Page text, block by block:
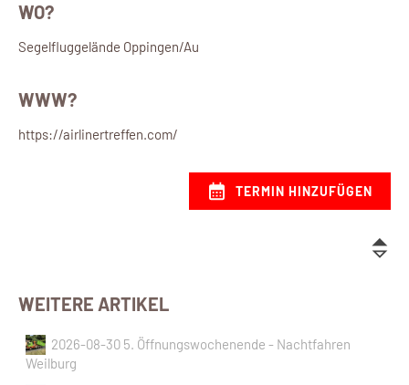
WO?
Segelfluggelände Oppingen/Au
WWW?
https://airlinertreffen.com/
TERMIN HINZUFÜGEN
WEITERE ARTIKEL
2026-08-30 5. Öffnungswochenende - Nachtfahren
Weilburg